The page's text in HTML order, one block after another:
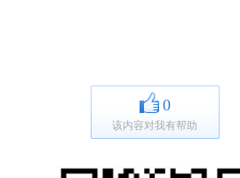
0
该内容对我有帮助